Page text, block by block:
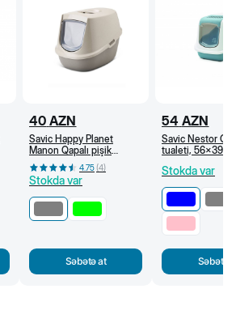
40 AZN
Savic Happy Planet
Manon Qapalı pişik
tualeti, 54,5x39x39 sm
(Boz-Ağ)
4.75(4)
Stokda var
Səbətə at
54 AZN
Savic Nestor
tualeti,
Stokda var
Səbətə